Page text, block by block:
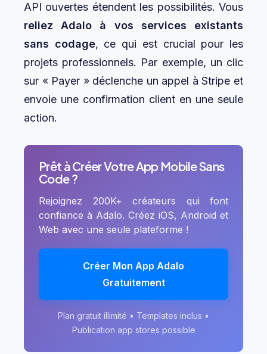
API ouvertes étendent les possibilités. Vous
reliez Adalo à vos services existants
sans codage, ce qui est crucial pour les
projets professionnels. Par exemple, un clic
sur « Payer » déclenche un appel à Stripe et
envoie une confirmation client en une seule
action.
Prêt à Créer Votre App Mobile Sans
Code ?
Rejoignez 200K+ créateurs qui font
confiance à Adalo. Créez iOS, Android et
Web avec une seule plateforme !
Créer Mon App Adalo
Gratuitement
Plan gratuit illimité • Templates inclus •
Publication app stores possible